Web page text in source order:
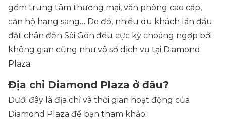
gồm trung tâm thương mại, văn phòng cao cấp,
căn hộ hạng sang… Do đó, nhiều du khách lần đầu
đặt chân đến Sài Gòn đều cực kỳ choáng ngợp bởi
không gian cũng như vô số dịch vụ tại Diamond
Plaza.
Địa chỉ Diamond Plaza ở đâu?
Dưới đây là địa chỉ và thời gian hoạt động của
Diamond Plaza để bạn tham khảo: